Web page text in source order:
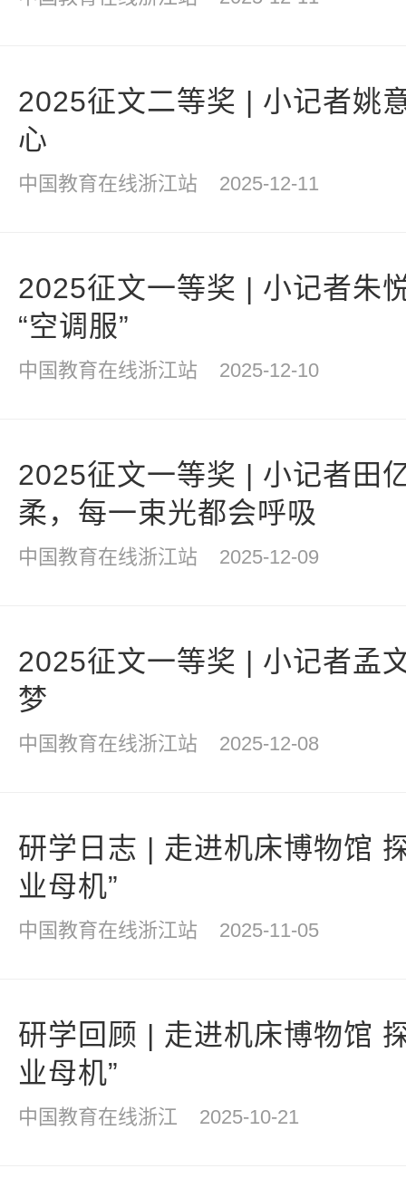
2025征文二等奖 | 小记者姚
心
中国教育在线浙江站 2025-12-11
2025征文一等奖 | 小记者朱
“空调服”
中国教育在线浙江站 2025-12-10
2025征文一等奖 | 小记者田
柔，每一束光都会呼吸
中国教育在线浙江站 2025-12-09
2025征文一等奖 | 小记者孟
梦
中国教育在线浙江站 2025-12-08
研学日志 | 走进机床博物馆
业母机”
中国教育在线浙江站 2025-11-05
研学回顾 | 走进机床博物馆
业母机”
中国教育在线浙江 2025-10-21